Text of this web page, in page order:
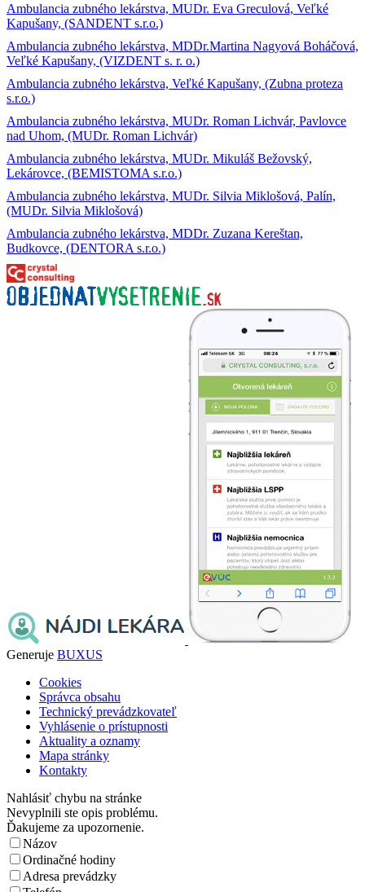
Ambulancia zubného lekárstva, MUDr. Eva Greculová, Veľké
Kapušany, (SANDENT s.r.o.)
Ambulancia zubného lekárstva, MDDr.Martina Nagyová Boháčová,
Veľké Kapušany, (VIZDENT s. r. o.)
Ambulancia zubného lekárstva, Veľké Kapušany, (Zubna proteza
s.r.o.)
Ambulancia zubného lekárstva, MUDr. Roman Lichvár, Pavlovce
nad Uhom, (MUDr. Roman Lichvár)
Ambulancia zubného lekárstva, MUDr. Mikuláš Bežovský,
Lekárovce, (BEMISTOMA s.r.o.)
Ambulancia zubného lekárstva, MUDr. Silvia Miklošová, Palín,
(MUDr. Silvia Miklošová)
Ambulancia zubného lekárstva, MDDr. Zuzana Kereštan,
Budkovce, (DENTORA s.r.o.)
Generuje BUXUS
Cookies
Správca obsahu
Technický prevádzkovateľ
Vyhlásenie o prístupnosti
Aktuality a oznamy
Mapa stránky
Kontakty
Nahlásiť chybu na stránke
Nevyplnili ste opis problému.
Ďakujeme za upozornenie.
Názov
Ordinačné hodiny
Adresa prevádzky